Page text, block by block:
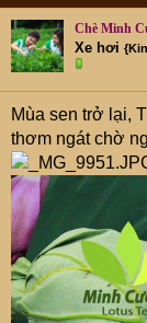
Chè Minh
Xe hơi
Mùa sen trở lại,
thơm ngát chờ